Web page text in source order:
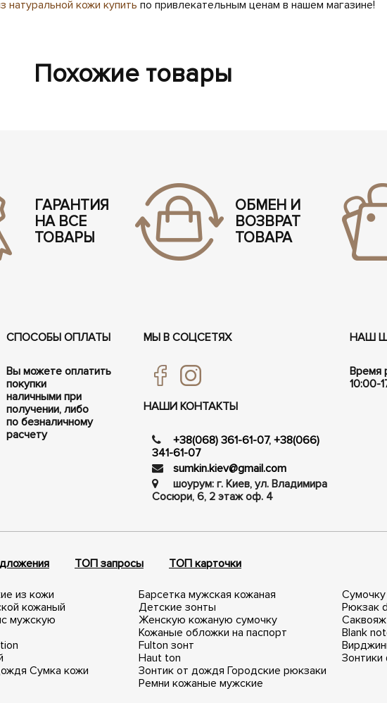
натуральной кожи купить по привлекательным ценам в нашем магазине!
Похожие товары
ГАРАНТИЯ
НА ВСЕ
ТОВАРЫ
ОБМЕН И
ВОЗВРАТ
ТОВАРА
СПОСОБЫ ОПЛАТЫ
Вы можете оплатить
покупки
наличными при
получении, либо
по безналичному
расчету
МЫ В СОЦСЕТЯХ
НАШИ КОНТАКТЫ
+38(068) 361-61-07, +38(066)
341-61-07
sumkin.kiev@gmail.com
шоурум: г. Киев, ул. Владимира
Сосюри, ​​6, 2 этаж оф. 4
НАШ
Время
10:00-
ТОП запросы ТОП карточки
из кожи
кожаный
мужскую
Сумка кожи
Барсетка мужская кожаная
Детские зонты
Женскую кожаную сумочку
Кожаные обложки на паспорт
Fulton зонт
Haut ton
Зонтик от дождя Городские рюкзаки
Ремни кожаные мужские
Рюкзак
Blank